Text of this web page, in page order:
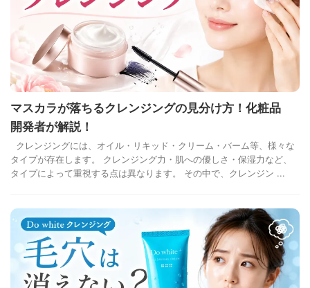
マスカラが落ちるクレンジングの見分け方！化粧品
開発者が解説！
クレンジングには、オイル・リキッド・クリーム・バーム等、様々な
タイプが存在します。 クレンジング力・肌への優しさ・保湿力など、
タイプによって重視する点は異なります。 その中で、クレンジン ...